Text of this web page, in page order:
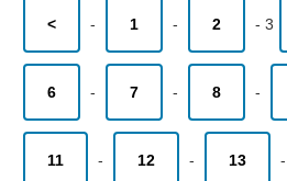
< - 1 - 2 - 3
6 - 7 - 8 -
11 - 12 - 13 -